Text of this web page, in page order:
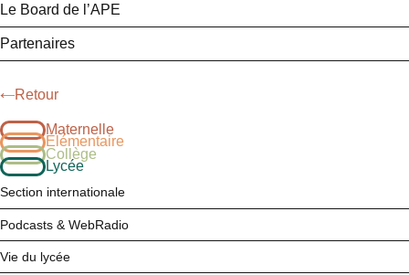
Le Board de l’APE
Partenaires
Retour
Maternelle
Élémentaire
Collège
Lycée
Section internationale
Podcasts & WebRadio
Vie du lycée